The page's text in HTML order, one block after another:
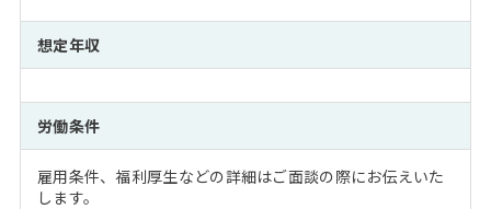
想定年収
労働条件
雇用条件、福利厚生などの詳細はご面談の際にお伝えいた
します。